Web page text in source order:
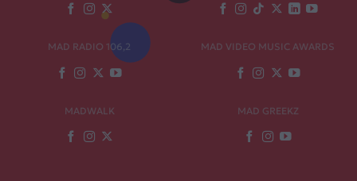
MAD RADIO 106,2 MAD VIDEO MUSIC AWARDS
MADWALK MAD GREEKZ